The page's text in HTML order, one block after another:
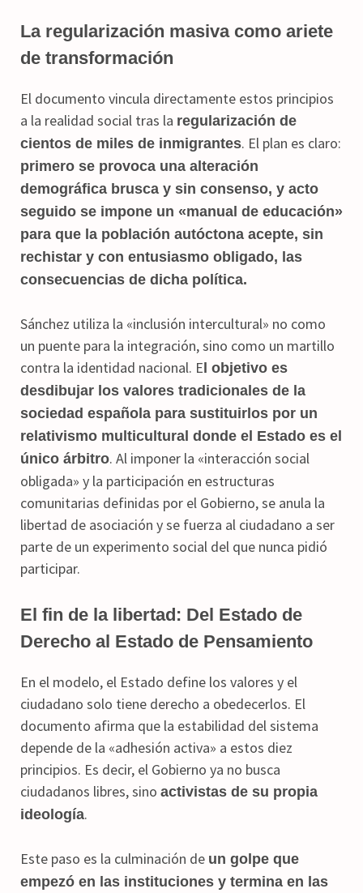
La regularización masiva como ariete
de transformación
El documento vincula directamente estos principios
a la realidad social tras la regularización de
cientos de miles de inmigrantes. El plan es claro:
primero se provoca una alteración
demográfica brusca y sin consenso, y acto
seguido se impone un «manual de educación»
para que la población autóctona acepte, sin
rechistar y con entusiasmo obligado, las
consecuencias de dicha política.
Sánchez utiliza la «inclusión intercultural» no como
un puente para la integración, sino como un martillo
contra la identidad nacional. El objetivo es
desdibujar los valores tradicionales de la
sociedad española para sustituirlos por un
relativismo multicultural donde el Estado es el
único árbitro. Al imponer la «interacción social
obligada» y la participación en estructuras
comunitarias definidas por el Gobierno, se anula la
libertad de asociación y se fuerza al ciudadano a ser
parte de un experimento social del que nunca pidió
participar.
El fin de la libertad: Del Estado de
Derecho al Estado de Pensamiento
En el modelo, el Estado define los valores y el
ciudadano solo tiene derecho a obedecerlos. El
documento afirma que la estabilidad del sistema
depende de la «adhesión activa» a estos diez
principios. Es decir, el Gobierno ya no busca
ciudadanos libres, sino activistas de su propia
ideología.
Este paso es la culminación de un golpe que
empezó en las instituciones y termina en las